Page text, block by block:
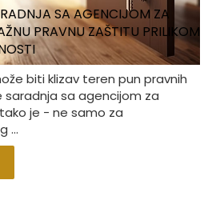
SA AGENCIJOM ZA
PRAVNU ZAŠTITU PRILIKOM
biti klizav teren pun pravnih
saradnja sa agencijom za
je - ne samo za
...